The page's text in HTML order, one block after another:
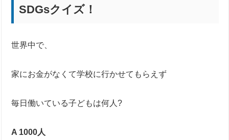
SDGsクイズ！
世界中で、
家にお金がなくて学校に行かせてもらえず
毎日働いている子どもは何人?
A 1000人